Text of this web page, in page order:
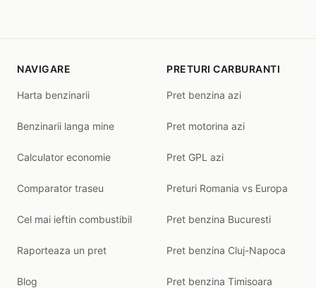
NAVIGARE
Harta benzinarii
Benzinarii langa mine
Calculator economie
Comparator traseu
Cel mai ieftin combustibil
Raporteaza un pret
Blog
PRETURI CARBURANTI
Pret benzina azi
Pret motorina azi
Pret GPL azi
Preturi Romania vs Europa
Pret benzina Bucuresti
Pret benzina Cluj-Napoca
Pret benzina Timisoara